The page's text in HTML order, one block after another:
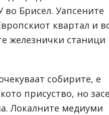
во Брисел. Уапсените
квартал и
железнички станици
собирите, е
присуство, но
Локалните медиуми